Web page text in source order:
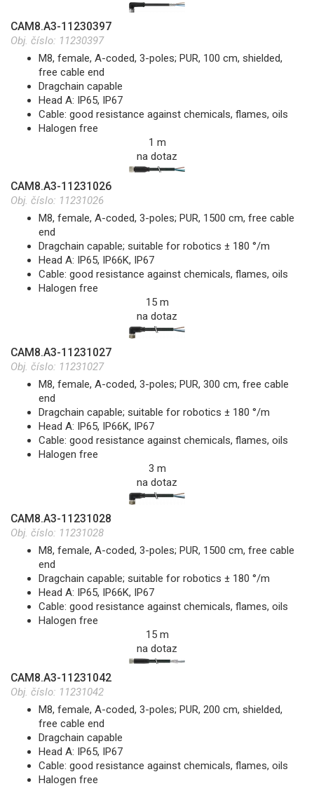
CAM8.A3-11230397
Obj. číslo: 11230397
M8, female, A-coded, 3-poles; PUR, 100 cm, shielded,
free cable end
Dragchain capable
Head A: IP65, IP67
Cable: good resistance against chemicals, flames, oils
Halogen free
1 m
na dotaz
CAM8.A3-11231026
Obj. číslo: 11231026
M8, female, A-coded, 3-poles; PUR, 1500 cm, free cable
end
Dragchain capable; suitable for robotics ± 180 °/m
Head A: IP65, IP66K, IP67
Cable: good resistance against chemicals, flames, oils
Halogen free
15 m
na dotaz
CAM8.A3-11231027
Obj. číslo: 11231027
M8, female, A-coded, 3-poles; PUR, 300 cm, free cable
end
Dragchain capable; suitable for robotics ± 180 °/m
Head A: IP65, IP66K, IP67
Cable: good resistance against chemicals, flames, oils
Halogen free
3 m
na dotaz
CAM8.A3-11231028
Obj. číslo: 11231028
M8, female, A-coded, 3-poles; PUR, 1500 cm, free cable
end
Dragchain capable; suitable for robotics ± 180 °/m
Head A: IP65, IP66K, IP67
Cable: good resistance against chemicals, flames, oils
Halogen free
15 m
na dotaz
CAM8.A3-11231042
Obj. číslo: 11231042
M8, female, A-coded, 3-poles; PUR, 200 cm, shielded,
free cable end
Dragchain capable
Head A: IP65, IP67
Cable: good resistance against chemicals, flames, oils
Halogen free